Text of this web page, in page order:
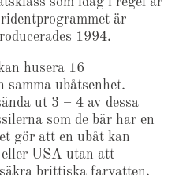
är
1994.
husera 16
samma ubåtsenhet.
ut 3 – 4 av dessa
som de bär har en
gör att en ubåt kan
USA utan att
brittiska farvatten.